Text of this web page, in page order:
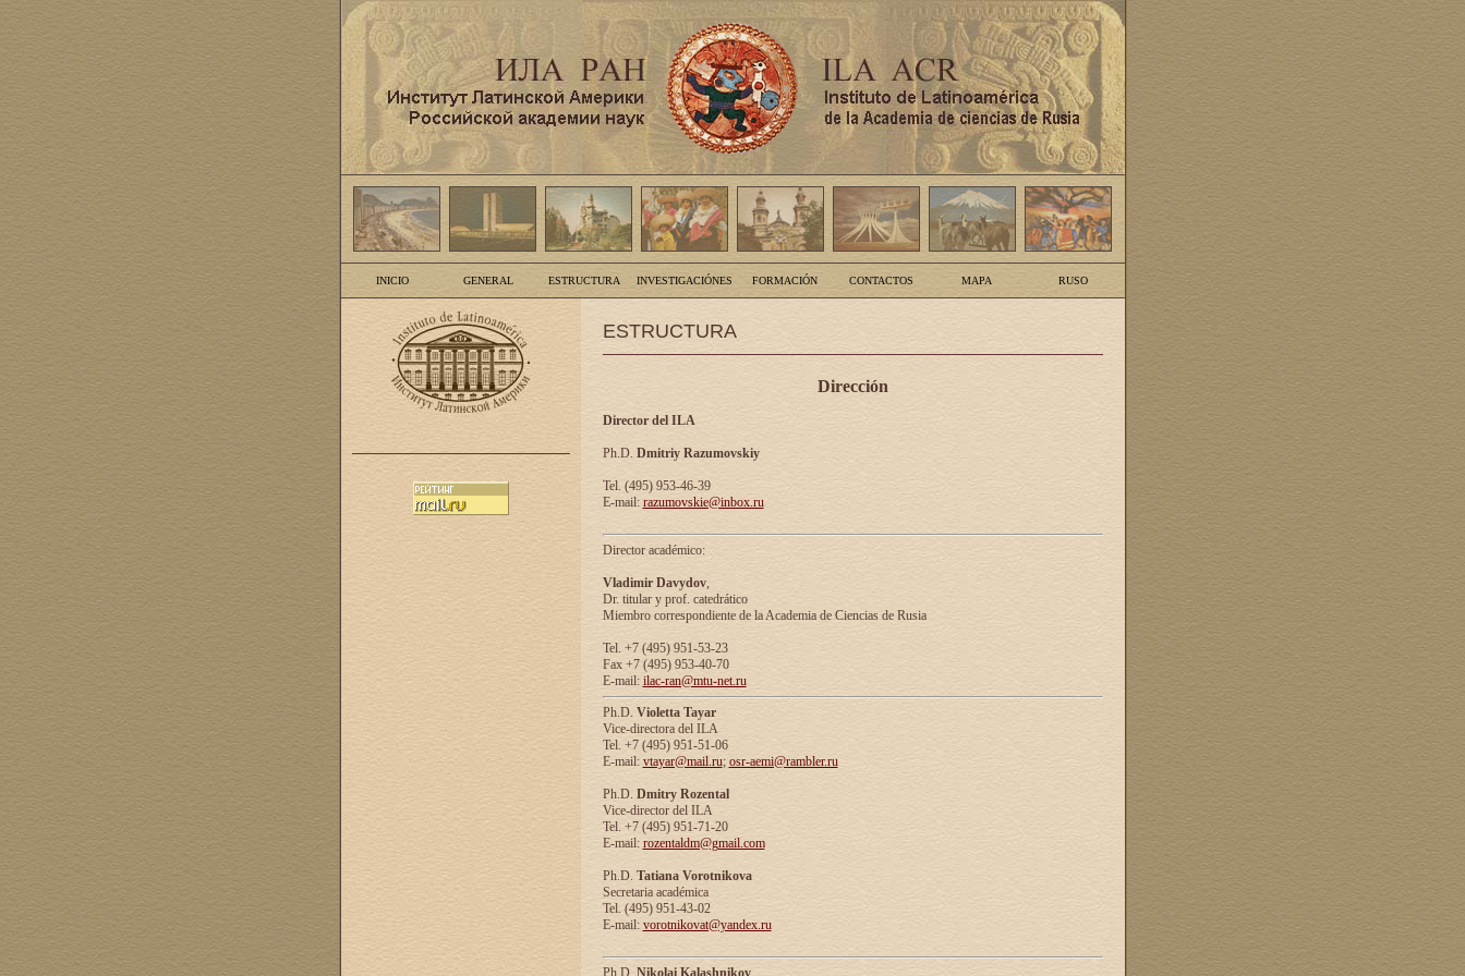
INICIO GENERAL ESTRUCTURA INVESTIGACIÓNES FORMACIÓN CONTACTOS MAPA RUSO
ESTRUCTURA
Dirección
Director del ILA
Ph.D. Dmitriy Razumovskiy
Tel. (495) 953-46-39
E-mail: razumovskie@inbox.ru
Director académico:
Vladimir Davydov,
Dr. titular y prof. catedrático
Miembro correspondiente de la Academia de Ciencias de Rusia
Tel. +7 (495) 951-53-23
Fax +7 (495) 953-40-70
E-mail: ilac-ran@mtu-net.ru
Ph.D. Violetta Tayar
Vice-directora del ILA
Tel. +7 (495) 951-51-06
E-mail: vtayar@mail.ru; osr-aemi@rambler.ru
Ph.D. Dmitry Rozental
Vice-director del ILA
Tel. +7 (495) 951-71-20
E-mail: rozentaldm@gmail.com
Ph.D. Tatiana Vorotnikova
Secretaria académica
Tel. (495) 951-43-02
E-mail: vorotnikovat@yandex.ru
Ph.D. Nikolai Kalashnikov